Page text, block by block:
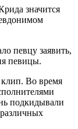
значится
певцу заявить,
певицы.
Во время
подкидывали